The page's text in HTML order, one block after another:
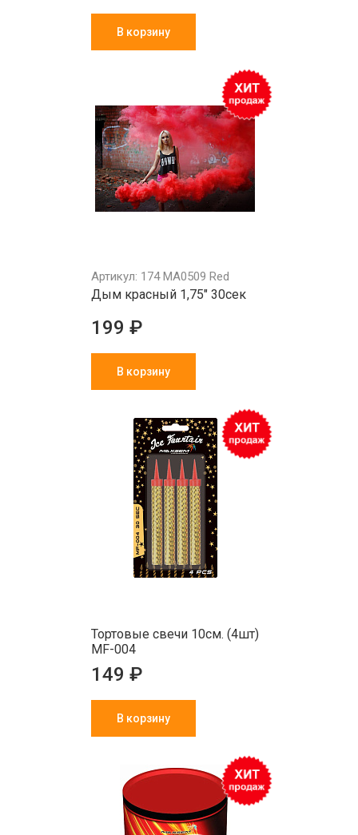
В корзину
Артикул: 174 MA0509 Red
Дым красный 1,75" 30сек
199 ₽
В корзину
Тортовые свечи 10см. (4шт)
MF-004
149 ₽
В корзину